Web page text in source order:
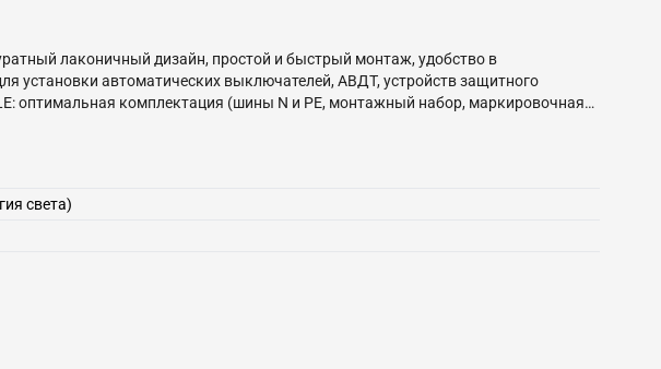
лаконичный дизайн, простой и быстрый монтаж, удобство в
установки автоматических выключателей, АВДТ, устройств защитного
оптимальная комплектация (шины N и PE, монтажный набор, маркировочная
регулировать глубину установки DIN-рейки, наличие возможности
света)